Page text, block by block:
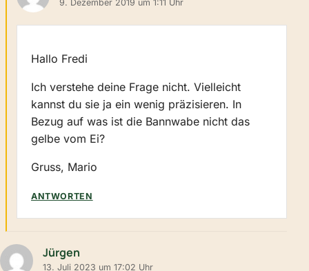
9. Dezember 2019 um 1:11 Uhr
Hallo Fredi
Ich verstehe deine Frage nicht. Vielleicht
kannst du sie ja ein wenig präzisieren. In
Bezug auf was ist die Bannwabe nicht das
gelbe vom Ei?
Gruss, Mario
ANTWORTEN
Jürgen
13. Juli 2023 um 17:02 Uhr